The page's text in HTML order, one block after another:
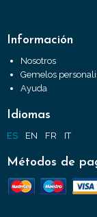
Información
Nosotros
Gemelos
Ayuda
Idiomas
ES EN FR IT
Métodos de